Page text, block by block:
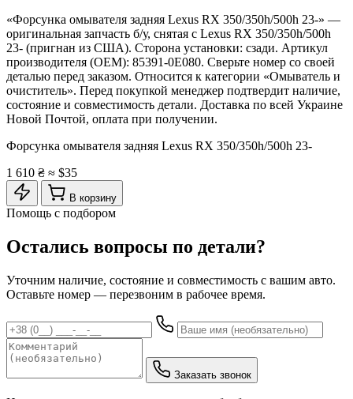
«Форсунка омывателя задняя Lexus RX 350/350h/500h 23-» —
оригинальная запчасть б/у, снятая с Lexus RX 350/350h/500h
23- (пригнан из США). Сторона установки: сзади. Артикул
производителя (OEM): 85391-0E080. Сверьте номер со своей
деталью перед заказом. Относится к категории «Омыватель и
очиститель». Перед покупкой менеджер подтвердит наличие,
состояние и совместимость детали. Доставка по всей Украине
Новой Почтой, оплата при получении.
Форсунка омывателя задняя Lexus RX 350/350h/500h 23-
1 610 ₴ ≈ $35
В корзину
Помощь с подбором
Остались вопросы по детали?
Уточним наличие, состояние и совместимость с вашим авто.
Оставьте номер — перезвоним в рабочее время.
Заказать звонок